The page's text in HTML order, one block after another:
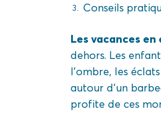
Conseils
Les vacances
dehors. Les
l’ombre, les
autour d’un
profite de ces